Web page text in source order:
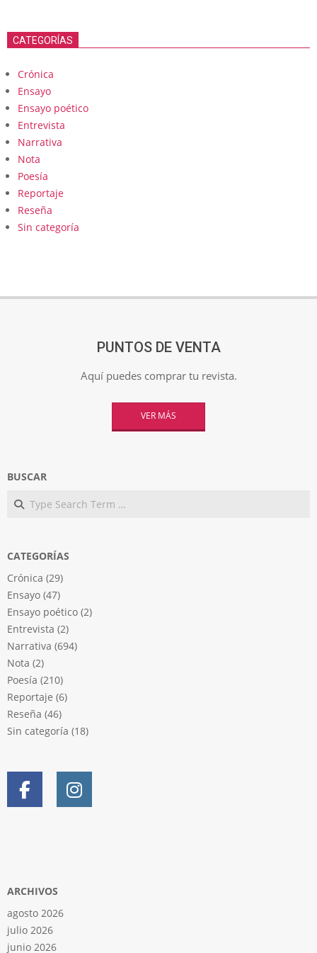
CATEGORÍAS
Crónica
Ensayo
Ensayo poético
Entrevista
Narrativa
Nota
Poesía
Reportaje
Reseña
Sin categoría
PUNTOS DE VENTA
Aquí puedes comprar tu revista.
VER MÁS
BUSCAR
Search
CATEGORÍAS
Crónica (29)
Ensayo (47)
Ensayo poético (2)
Entrevista (2)
Narrativa (694)
Nota (2)
Poesía (210)
Reportaje (6)
Reseña (46)
Sin categoría (18)
ARCHIVOS
agosto 2026
julio 2026
junio 2026